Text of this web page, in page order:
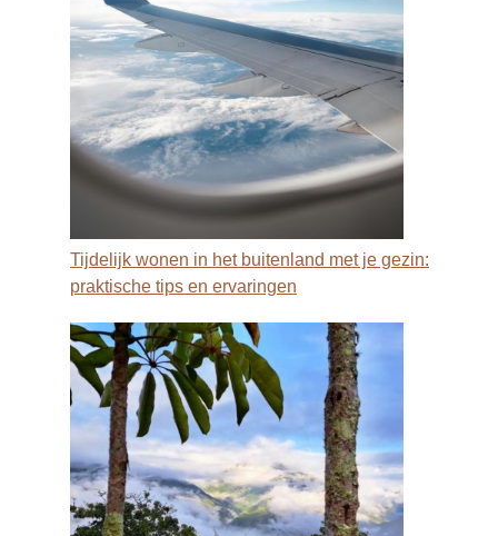
Tijdelijk wonen in het buitenland met je gezin:
praktische tips en ervaringen